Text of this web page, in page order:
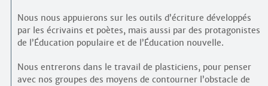
Nous nous appuierons sur les outils d’écriture développés
par les écrivains et poètes, mais aussi par des protagonistes
de l’Éducation populaire et de l’Éducation nouvelle.
Nous entrerons dans le travail de plasticiens, pour penser
avec nos groupes des moyens de contourner l’obstacle de